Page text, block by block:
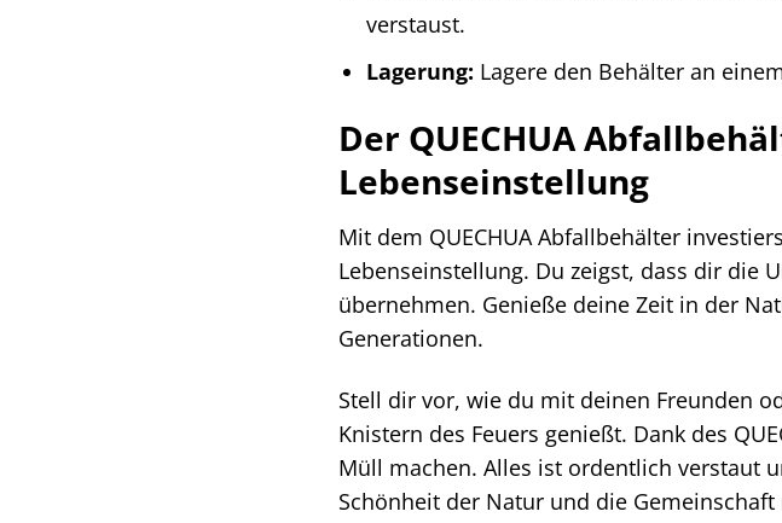
verstaust.
Lagerung: Lagere den Behälter an
Der QUECHUA
Lebenseinstellung
Mit dem QUECHUA Abfallbehälter
Lebenseinstellung. Du zeigst, dass dir die
übernehmen. Genieße deine Zeit in der
Generationen.
Stell dir vor, wie du mit deinen Freunden
Knistern des Feuers genießt. Dank des
Müll machen. Alles ist ordentlich verstaut
Schönheit der Natur und die